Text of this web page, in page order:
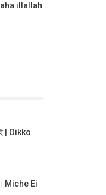
ilaha illallah
| Oikko
। Miche Ei